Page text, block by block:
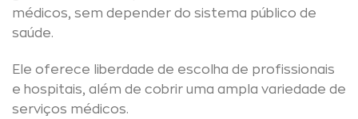
médicos, sem depender do sistema público de
saúde.
Ele oferece liberdade de escolha de profissionais
e hospitais, além de cobrir uma ampla variedade de
serviços médicos.